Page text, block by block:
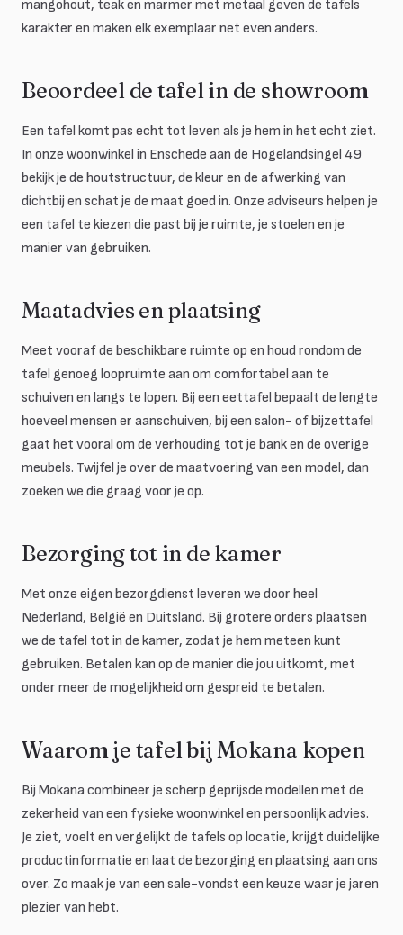
mangohout, teak en marmer met metaal geven de tafels
karakter en maken elk exemplaar net even anders.
Beoordeel de tafel in de showroom
Een tafel komt pas echt tot leven als je hem in het echt ziet.
In onze woonwinkel in Enschede aan de Hogelandsingel 49
bekijk je de houtstructuur, de kleur en de afwerking van
dichtbij en schat je de maat goed in. Onze adviseurs helpen je
een tafel te kiezen die past bij je ruimte, je stoelen en je
manier van gebruiken.
Maatadvies en plaatsing
Meet vooraf de beschikbare ruimte op en houd rondom de
tafel genoeg loopruimte aan om comfortabel aan te
schuiven en langs te lopen. Bij een eettafel bepaalt de lengte
hoeveel mensen er aanschuiven, bij een salon- of bijzettafel
gaat het vooral om de verhouding tot je bank en de overige
meubels. Twijfel je over de maatvoering van een model, dan
zoeken we die graag voor je op.
Bezorging tot in de kamer
Met onze eigen bezorgdienst leveren we door heel
Nederland, België en Duitsland. Bij grotere orders plaatsen
we de tafel tot in de kamer, zodat je hem meteen kunt
gebruiken. Betalen kan op de manier die jou uitkomt, met
onder meer de mogelijkheid om gespreid te betalen.
Waarom je tafel bij Mokana kopen
Bij Mokana combineer je scherp geprijsde modellen met de
zekerheid van een fysieke woonwinkel en persoonlijk advies.
Je ziet, voelt en vergelijkt de tafels op locatie, krijgt duidelijke
productinformatie en laat de bezorging en plaatsing aan ons
over. Zo maak je van een sale-vondst een keuze waar je jaren
plezier van hebt.